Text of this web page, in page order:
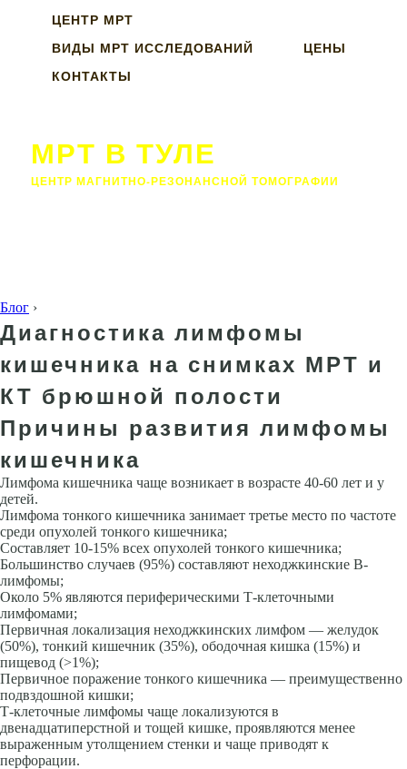
ЦЕНТР МРТ
ВИДЫ МРТ ИССЛЕДОВАНИЙ
ЦЕНЫ
КОНТАКТЫ
МРТ В ТУЛЕ
ЦЕНТР МАГНИТНО-РЕЗОНАНСНОЙ ТОМОГРАФИИ
Блог ›
Диагностика лимфомы
кишечника на снимках МРТ и
КТ брюшной полости
Причины развития лимфомы
кишечника
Лимфома кишечника чаще возникает в возрасте 40-60 лет и у
детей.
Лимфома тонкого кишечника занимает третье место по частоте
среди опухолей тонкого кишечника;
Составляет 10-15% всех опухолей тонкого кишечника;
Большинство случаев (95%) составляют неходжкинские В-
лимфомы;
Около 5% являются периферическими Т-клеточными
лимфомами;
Первичная локализация неходжкинских лимфом — желудок
(50%), тонкий кишечник (35%), ободочная кишка (15%) и
пищевод (>1%);
Первичное поражение тонкого кишечника — преимущественно
подвздошной кишки;
Т-клеточные лимфомы чаще локализуются в
двенадцатиперстной и тощей кишке, проявляются менее
выраженным утолщением стенки и чаще приводят к
перфорации.